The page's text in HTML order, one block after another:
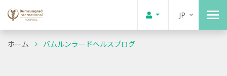
JP
ホーム バムルンラードヘルスブログ